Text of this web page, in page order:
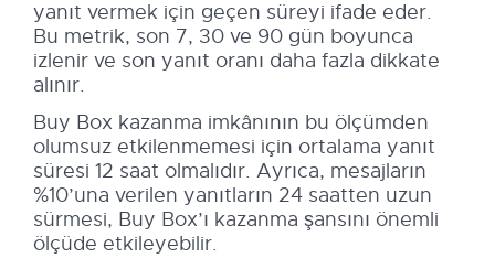
yanıt vermek için geçen süreyi ifade eder.
Bu metrik, son 7, 30 ve 90 gün boyunca
izlenir ve son yanıt oranı daha fazla dikkate
alınır.
Buy Box kazanma imkânının bu ölçümden
olumsuz etkilenmemesi için ortalama yanıt
süresi 12 saat olmalıdır. Ayrıca, mesajların
%10’una verilen yanıtların 24 saatten uzun
sürmesi, Buy Box’ı kazanma şansını önemli
ölçüde etkileyebilir.